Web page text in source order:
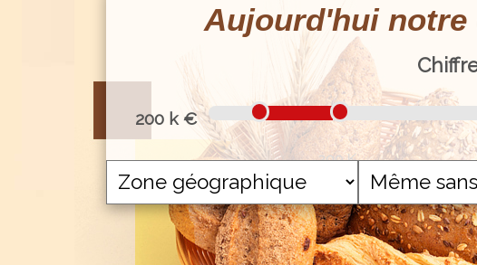
Aujourd'hui
200 k €